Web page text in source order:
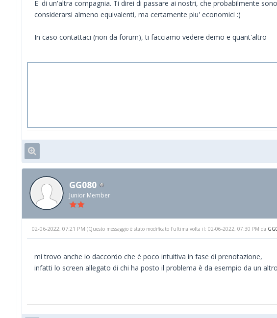
E' di un'altra compagnia. Ti direi di passare ai nostri, che probabilmente
considerarsi almeno equivalenti, ma certamente piu' economici :)
In caso contattaci (non da forum), ti facciamo vedere demo e quant'altro
GG080
Junior Member
02-06-2022, 07:21 PM (Questo messaggio è stato modificato l'ultima volta il: 02-06-2022, 07:30 PM da
mi trovo anche io daccordo che è poco intuitiva in fase di prenotazione,
infatti lo screen allegato di chi ha posto il problema è da esempio da un